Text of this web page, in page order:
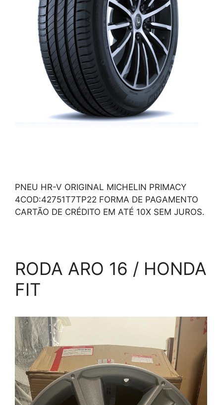
PNEU HR-V ORIGINAL MICHELIN PRIMACY
4COD:42751T7TP22 FORMA DE PAGAMENTO
CARTÃO DE CRÉDITO EM ATÉ 10X SEM JUROS.
RODA ARO 16 / HONDA
FIT